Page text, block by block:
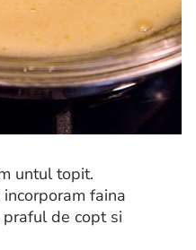
untul topit.
faina
de copt si